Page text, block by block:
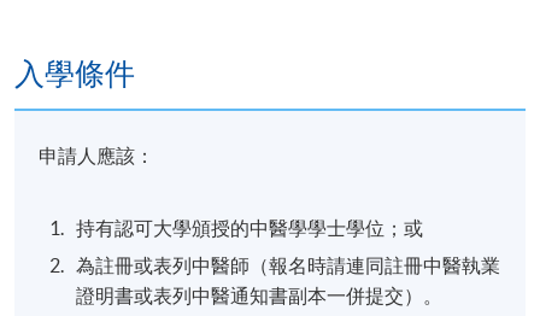
程得到了中醫業內人士的歡迎與認同，希望通過該課
程的學習能夠為香港培養出更多的中醫腫瘤專科人
才。”
入學條件
申請人應該：
持有認可大學頒授的中醫學學士學位；或
為註冊或表列中醫師（報名時請連同註冊中醫執業
證明書或表列中醫通知書副本一併提交）。